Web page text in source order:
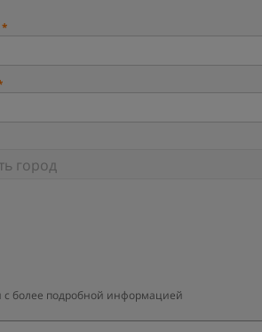
с более подробной информацией